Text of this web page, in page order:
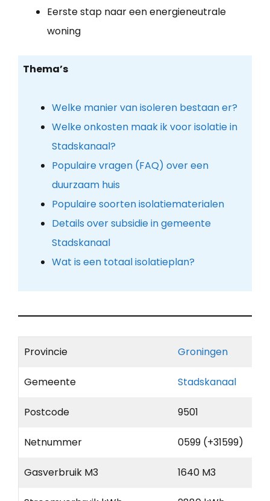
Eerste stap naar een energieneutrale
woning
Thema’s
Welke manier van isoleren bestaan er?
Welke onkosten maak ik voor isolatie in
Stadskanaal?
Populaire vragen (FAQ) over een
duurzaam huis
Populaire soorten isolatiematerialen
Details over subsidie in gemeente
Stadskanaal
Wat is een totaal isolatieplan?
Provincie Groningen
Gemeente Stadskanaal
Postcode 9501
Netnummer 0599 (+31599)
Gasverbruik M3 1640 M3